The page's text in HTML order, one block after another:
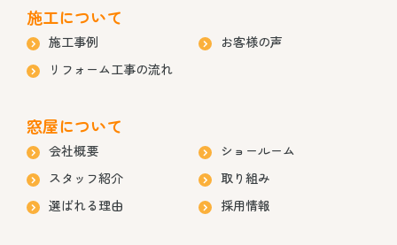
施工について
施工事例
お客様の声
リフォーム工事の流れ
窓屋について
会社概要
ショールーム
スタッフ紹介
取り組み
選ばれる理由
採用情報